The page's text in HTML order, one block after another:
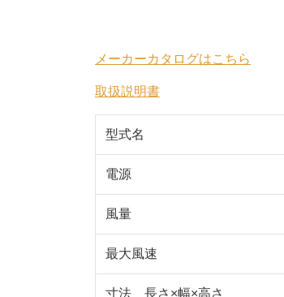
メーカーカタログはこちら
取扱説明書
型式名
電源
風量
最大風速
寸法 長さ×幅×高さ